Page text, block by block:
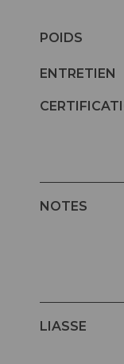
POIDS
ENTRETIEN
NOTES
LIASSE